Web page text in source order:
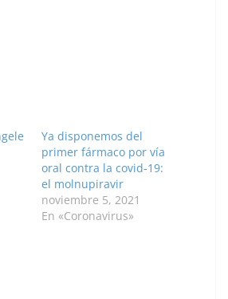
Ya disponemos del
primer fármaco por vía
oral contra la covid-19:
el molnupiravir
noviembre 5, 2021
En «Coronavirus»